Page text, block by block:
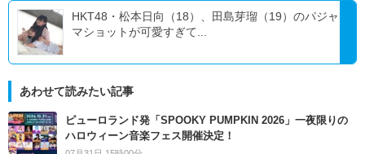
HKT48・松本日向（18）、田島芽瑠（19）のパジャ
マショットが可愛すぎて...
あわせて読みたい記事
ピューロランド発「SPOOKY PUMPKIN 2026」一夜限りの
ハロウィーン音楽フェス開催決定！